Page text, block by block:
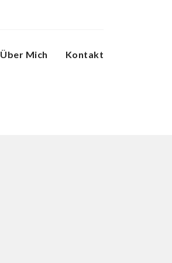
Über Mich Kontakt